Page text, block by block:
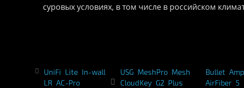
суровых условиях, в том числе в российском
UniFi Lite In-wall
LR AC-Pro
USG MeshPro Mesh
CloudKey G2 Plus
Bullet
AirFiber 5